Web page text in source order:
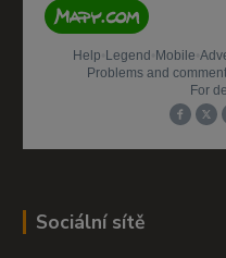
Sociální sítě